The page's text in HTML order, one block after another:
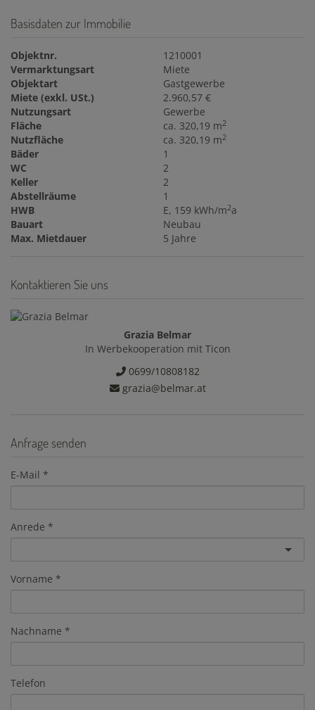
Basisdaten zur Immobilie
Objektnr.
1210001
Vermarktungsart
Miete
Objektart
Gastgewerbe
Miete (exkl. USt.)
2.960,57 €
Nutzungsart
Gewerbe
Fläche
ca. 320,19 m2
Nutzfläche ca. 320,19 m2
Bäder
1
WC
2
Keller
2
Abstellräume
1
HWB
E, 159 kWh/m2a
Bauart
Neubau
Max. Mietdauer
5 Jahre
Kontaktieren Sie uns
Grazia Belmar
In Werbekooperation mit Ticon
0699/10808182
grazia@belmar.at
Anfrage senden
E-Mail
Anrede
Vorname
Nachname
Telefon